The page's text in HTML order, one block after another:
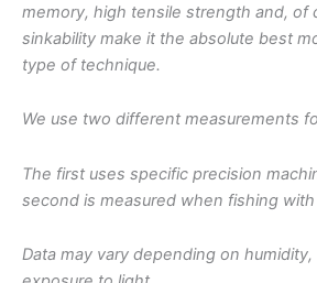
memory, high tensile strength and, of
sinkability make it the absolute best
type of technique.
We use two different measurements
The first uses specific precision
second is measured when fishing
Data may vary depending on